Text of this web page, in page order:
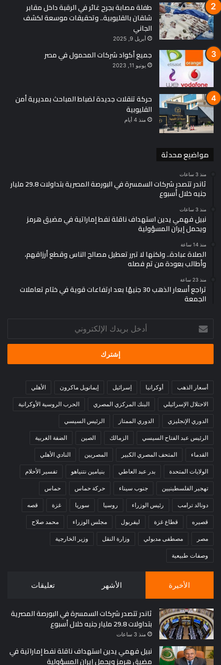
إلى تعزيز العلاقات الاقتصادية مع روسيا وإعادة البلاد إلى الاقتصاد
العالمي، يبقى الواقع مختلفًا. فالعديد من المستثمرين يواجهون بيئة
اقتصادية وسياسية صعبة، بينما تسعى الحكومة الروسية إلى تقوية
سيطرتها على الاقتصاد المحلي عبر التأميمات والمصادرات. وفي
الوقت ذاته، تبقى الأوضاع في أوكرانيا، والعقوبات الغربية، والتوترات
السياسية مع الغرب عوامل محورية قد تؤثر في قرارات الاستثمار
المستقبلية في روسيا.
طفلة مصابة بجرح غائر في الرقبة داخل مقابر
شلقان بالقليوبية.. وتحقيقات موسعة لكشف
الجاني
أبريل 9, 2025
جميع أكواد شركات المحمول في مصر
يونيو 11, 2023
حركة تنقلات جديدة لضباط المباحث بمديرية أمن
القليوبية
منذ 4 أيام
مواضيع محدثة
منذ 3 ساعات
ثاندر تتصدر شركات السمسرة في البورصة المصرية بتداولات 29.8 مليار
جنيه خلال أسبوع
منذ 3 ساعات
نبيل فهمي يدين استهداف ناقلة نفط إماراتية في مضيق هرمز
ويحمل إيران المسؤولية
منذ 14 ساعة
الصلاة عبادة.. ولكنها لا تبرر تعطيل مصالح الناس وقطع أرزاقهم،
وأطالب بعودة من تم فصله
منذ 23 ساعة
تراجع أسعار الذهب 30 جنيهًا بعد ارتفاعات قوية في ختام تعاملات
الجمعة
بريدك
الإلكتروني
أسعار الذهب أوكرانيا إسرائيل إيمانويل ماكرون الأهلي
الاحتلال الإسرائيلي البنك المركزي المصري الحرب الروسية الأوكرانية
الدوري الإنجليزي الدوري الممتاز الرئيس السيسي
الرئيس عبد الفتاح السيسي الزمالك الصين الضفة الغربية
القدماء المتحف المصري الكبير المصريين النادي الأهلي
الولايات المتحدة بدر عبد العاطي بنيامين نتنياهو تفسير الأحلام
تهجير الفلسطينيين جنوب سيناء حركة حماس حماس
دونالد ترامب رئيس الوزراء روسيا سوريا غزة قصه
قصيره قطاع غزة ليفربول مجلس الوزراء محمد صلاح
مصر مصطفى مدبولي وزارة النقل وزير الخارجية
وصفات طبيعية
الأخيرة الأشهر تعليقات
ثاندر تتصدر شركات السمسرة في البورصة المصرية
بتداولات 29.8 مليار جنيه خلال أسبوع
منذ 3 ساعات
نبيل فهمي يدين استهداف ناقلة نفط إماراتية في
مضيق هرمز ويحمل إيران المسؤولية